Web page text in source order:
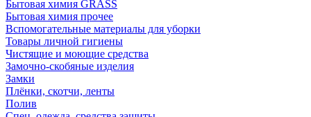
Бытовая химия GRASS
Бытовая химия прочее
Вспомогательные материалы для уборки
Товары личной гигиены
Чистящие и моющие средства
Замочно-скобяные изделия
Замки
Плёнки, скотчи, ленты
Полив